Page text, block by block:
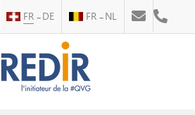
FR DE FR NL